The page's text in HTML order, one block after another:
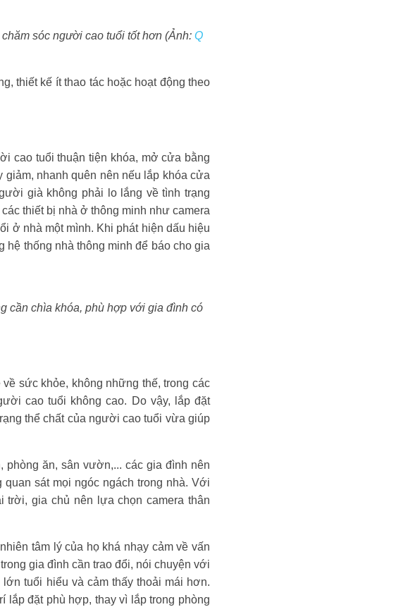
sóc người cao tuổi tốt hơn (Ảnh: Q
thiết kế ít thao tác hoặc hoạt động theo
cao tuổi thuận tiện khóa, mở cửa bằng
nhanh quên nên nếu lắp khóa cửa
già không phải lo lắng về tình trạng
thiết bị nhà ở thông minh như camera
ở nhà một mình. Khi phát hiện dấu hiệu
hệ thống nhà thông minh để báo cho gia
cần chìa khóa, phù hợp với gia đình có
sức khỏe, không những thế, trong các
cao tuổi không cao. Do vậy, lắp đặt
thể chất của người cao tuổi vừa giúp
ăn, sân vườn,... các gia đình nên
sát mọi ngóc ngách trong nhà. Với
gia chủ nên lựa chọn camera thân
tâm lý của họ khá nhạy cảm về vấn
gia đình cần trao đổi, nói chuyện với
tuổi hiểu và cảm thấy thoải mái hơn.
lắp đặt phù hợp, thay vì lắp trong phòng